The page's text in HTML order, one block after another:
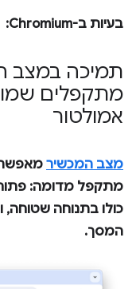
בעיות ב-Chromium: ‏
תמיכה במצב
מתקפלים
אמולטור
מצב המכשירמאפשר
מתקפל מדומה:
כולו בתנוחה שטוחה,
המסך.